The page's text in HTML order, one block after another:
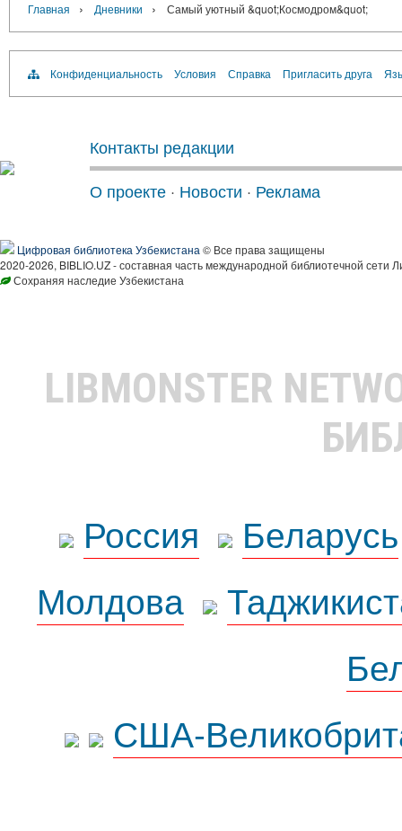
Главная › Дневники › Самый уютный &quot;Космодром&quot;
Конфиденциальность Условия Справка Пригласить друга
Контакты редакции
О проекте · Новости · Реклама
Цифровая библиотека Узбекистана © Все права защищены
2020-2026, BIBLIO.UZ - составная часть международной библиотечной сети
Сохраняя наследие Узбекистана
LIBMONSTER
Россия
Беларусь
Молдова
США-